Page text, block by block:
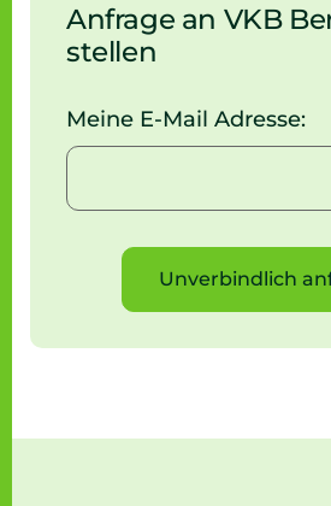
Anfrage an VKB
stellen
Meine E-Mail Adresse:
Unverbindlich